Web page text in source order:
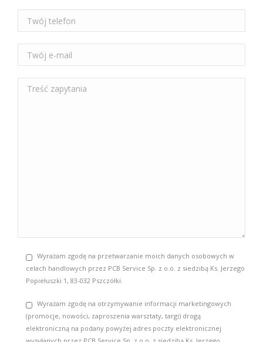
Wyrażam zgodę na przetwarzanie moich danych osobowych w
celach handlowych przez PCB Service Sp. z o.o. z siedzibą Ks. Jerzego
Popiełuszki 1, 83-032 Pszczółki.
Wyrażam zgodę na otrzymywanie informacji marketingowych
(promocje, nowości, zaproszenia warsztaty, targi) drogą
elektroniczną na podany powyżej adres poczty elektronicznej